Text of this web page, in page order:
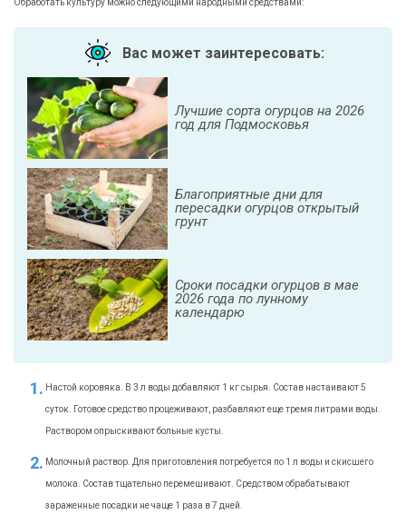
Обработать культуру можно следующими народными средствами:
Вас может заинтересовать:
Лучшие сорта огурцов на 2026
год для Подмосковья
Благоприятные дни для
пересадки огурцов открытый
грунт
Сроки посадки огурцов в мае
2026 года по лунному
календарю
Настой коровяка. В 3 л воды добавляют 1 кг сырья. Состав настаивают 5
суток. Готовое средство процеживают, разбавляют еще тремя литрами воды.
Раствором опрыскивают больные кусты.
Молочный раствор. Для приготовления потребуется по 1 л воды и скисшего
молока. Состав тщательно перемешивают. Средством обрабатывают
зараженные посадки не чаще 1 раза в 7 дней.